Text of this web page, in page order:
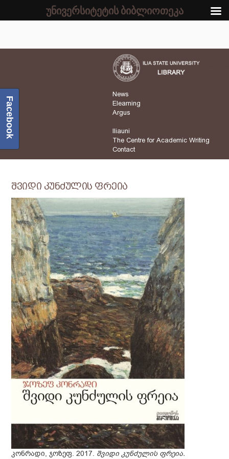
News
Elearning
Argus
Iliauni
The Centre for Academic Writing
Contact
შვიდი კუნძულის ფრეია
კონრადი, ჯოზეფ. 2017. შვიდი კუნძულის ფრეია.
Facebook
უნივერსიტეტის ბიბლიოთეკა